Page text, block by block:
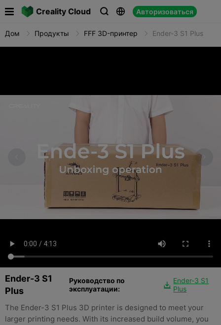
Creality Cloud   Авторизоваться

Дом Продукты FFF 3D-принтер Ender-3 S1 Plus
Ender-3 S1
Plus
Руководство по
эксплуатации:

Ender-3 S1
Plus
The Ender-3 S1 Plus 3D printer is designed to meet your
larger printing needs. With its increased build volume, you